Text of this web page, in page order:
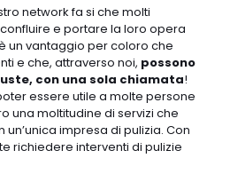
network fa si che molti
e portare la loro opera
un vantaggio per coloro che
e che, attraverso noi, possono
con una sola chiamata!
essere utile a molte persone
una moltitudine di servizi che
un’unica impresa di pulizia. Con
richiedere interventi di pulizie